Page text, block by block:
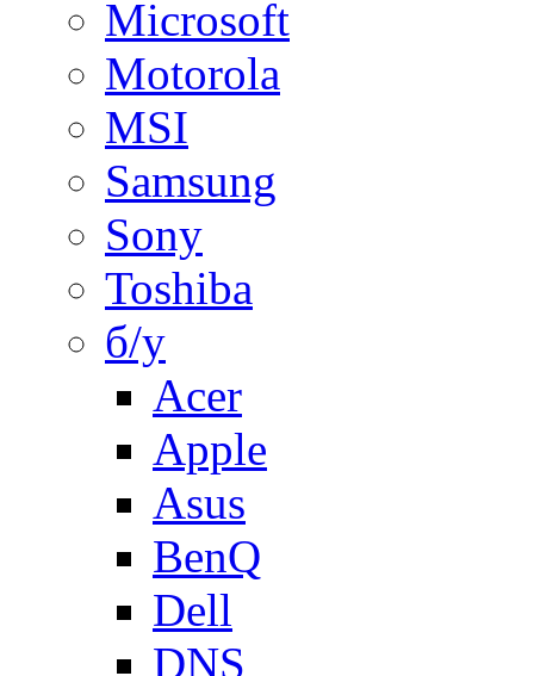
Microsoft
Motorola
MSI
Samsung
Sony
Toshiba
б/у
Acer
Apple
Asus
BenQ
Dell
DNS